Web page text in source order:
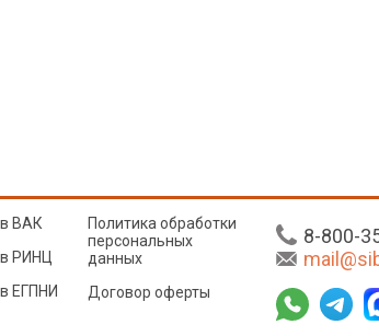
8-800-
ВАК
РИНЦ
ЕГПНИ
Политика обработки
персональных
данных
Договор оферты